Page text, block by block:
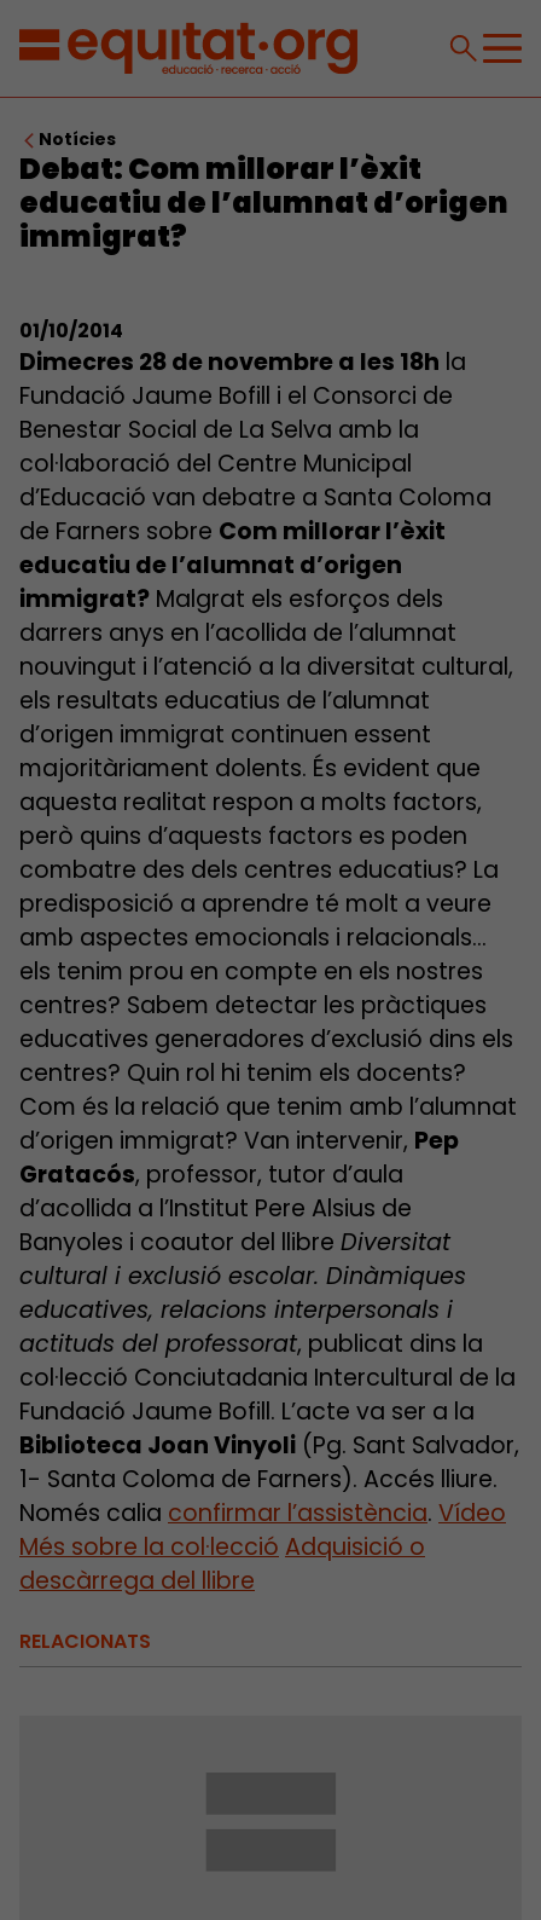
Notícies
Debat: Com millorar l’èxit
educatiu de l’alumnat d’origen
immigrat?
01/10/2014
Dimecres 28 de novembre a les 18h la
Fundació Jaume Bofill i el Consorci de
Benestar Social de La Selva amb la
col·laboració del Centre Municipal
d’Educació van debatre a Santa Coloma
de Farners sobre Com millorar l’èxit
educatiu de l’alumnat d’origen
immigrat? Malgrat els esforços dels
darrers anys en l’acollida de l’alumnat
nouvingut i l’atenció a la diversitat cultural,
els resultats educatius de l’alumnat
d’origen immigrat continuen essent
majoritàriament dolents. És evident que
aquesta realitat respon a molts factors,
però quins d’aquests factors es poden
combatre des dels centres educatius? La
predisposició a aprendre té molt a veure
amb aspectes emocionals i relacionals…
els tenim prou en compte en els nostres
centres? Sabem detectar les pràctiques
educatives generadores d’exclusió dins els
centres? Quin rol hi tenim els docents?
Com és la relació que tenim amb l’alumnat
d’origen immigrat? Van intervenir, Pep
Gratacós, professor, tutor d’aula
d’acollida a l’Institut Pere Alsius de
Banyoles i coautor del llibre Diversitat
cultural i exclusió escolar. Dinàmiques
educatives, relacions interpersonals i
actituds del professorat, publicat dins la
col·lecció Conciutadania Intercultural de la
Fundació Jaume Bofill. L’acte va ser a la
Biblioteca Joan Vinyoli (Pg. Sant Salvador,
1- Santa Coloma de Farners). Accés lliure.
Només calia confirmar l’assistència. Vídeo
Més sobre la col·lecció Adquisició o
descàrrega del llibre
RELACIONATS